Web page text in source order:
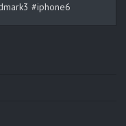
#iphone6